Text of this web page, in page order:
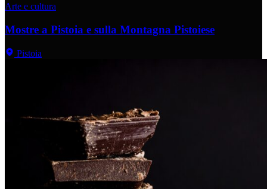
Arte e cultura
Mostre a Pistoia e sulla Montagna Pistoiese
Pistoia